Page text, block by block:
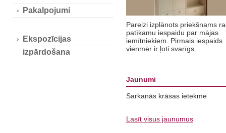
Pakalpojumi
Ekspozīcijas
izpārdošana
Pareizi izplānots priekšnams
patīkamu iespaidu par mājas
iemītniekiem. Pirmais iespaids
vienmēr ir ļoti svarīgs.
Jaunumi
Sarkanās krāsas ietekme
Lasīt visus jaunumus